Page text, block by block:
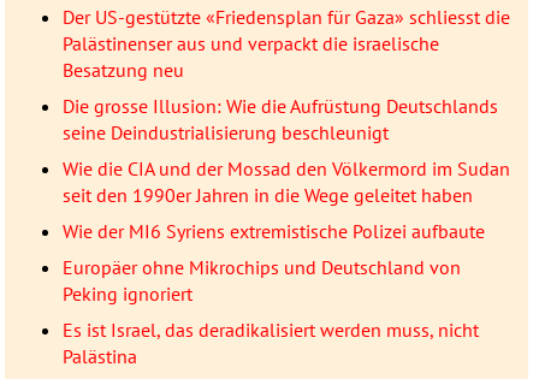
Der US-gestützte «Friedensplan für Gaza» schliesst die
Palästinenser aus und verpackt die israelische
Besatzung neu
Die grosse Illusion: Wie die Aufrüstung Deutschlands
seine Deindustrialisierung beschleunigt
Wie die CIA und der Mossad den Völkermord im Sudan
seit den 1990er Jahren in die Wege geleitet haben
Wie der MI6 Syriens extremistische Polizei aufbaute
Europäer ohne Mikrochips und Deutschland von
Peking ignoriert
Es ist Israel, das deradikalisiert werden muss, nicht
Palästina